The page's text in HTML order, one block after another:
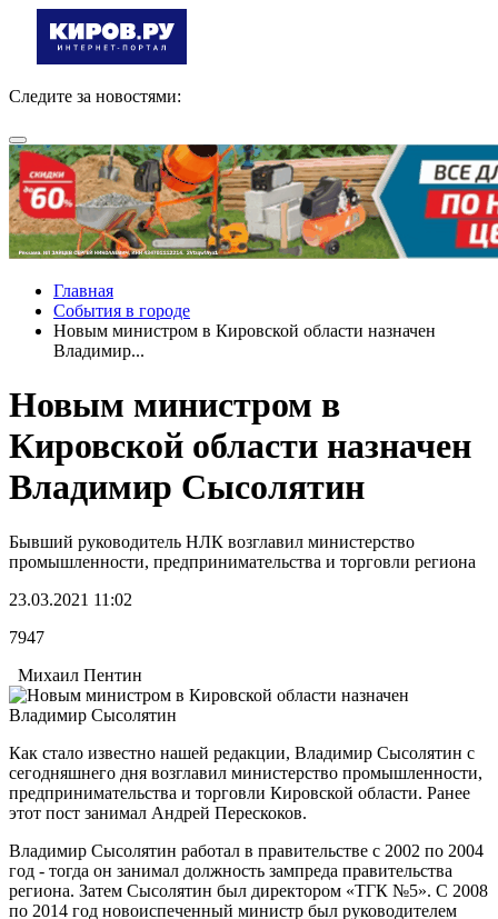
Следите за новостями:
Главная
События в городе
Новым министром в Кировской области назначен
Владимир...
Новым министром в
Кировской области назначен
Владимир Сысолятин
Бывший руководитель НЛК возглавил министерство
промышленности, предпринимательства и торговли региона
23.03.2021 11:02
7947
Михаил Пентин
Как стало известно нашей редакции, Владимир Сысолятин с
сегодняшнего дня возглавил министерство промышленности,
предпринимательства и торговли Кировской области. Ранее
этот пост занимал Андрей Перескоков.
Владимир Сысолятин работал в правительстве с 2002 по 2004
год - тогда он занимал должность зампреда правительства
региона. Затем Сысолятин был директором «ТГК №5». С 2008
по 2014 год новоиспеченный министр был руководителем